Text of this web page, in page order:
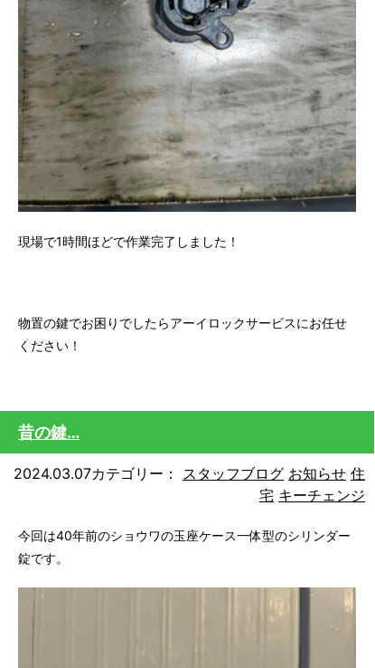
現場で1時間ほどで作業完了しました！
物置の鍵でお困りでしたらアーイロックサービスにお任せ
ください！
昔の鍵…
2024.03.07カテゴリー： スタッフブログ お知らせ 住
宅 キーチェンジ
今回は40年前のショウワの玉座ケース一体型のシリンダー
錠です。